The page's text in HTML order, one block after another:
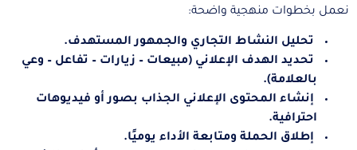
نعمل بخطوات منهجية واضحة:
تحليل النشاط التجاري والجمهور المستهدف.
تحديد الهدف الإعلاني (مبيعات – زيارات – تفاعل – وعي
بالعلامة).
إنشاء المحتوى الإعلاني الجذاب بصور أو فيديوهات
احترافية.
إطلاق الحملة ومتابعة الأداء يوميًا.